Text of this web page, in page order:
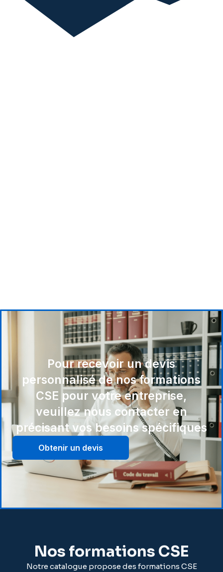
Pour recevoir un devis
personnalisé de nos formations
CSE pour votre entreprise,
veuillez nous contacter en
précisant vos besoins spécifiques
Obtenir un devis
Nos formations CSE
Notre catalogue propose des formations CSE